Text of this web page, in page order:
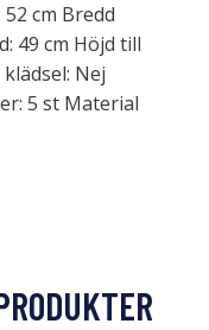
cm Bredd
49 cm Höjd till
Nej
5 st Material